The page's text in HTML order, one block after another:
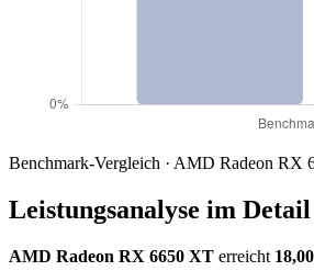
Benchmark-Vergleich · AMD Radeon
Leistungsanalyse im Detail
AMD Radeon RX 6650 XT erreicht